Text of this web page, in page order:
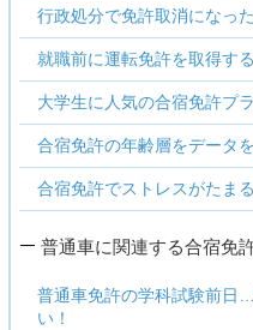
行政処分で免許取消になっ
就職前に運転免許を取得す
大学生に人気の合宿免許プ
合宿免許の年齢層をデータ
合宿免許でストレスがたま
普通車に関連する合宿免
普通車免許の学科試験前日
い！